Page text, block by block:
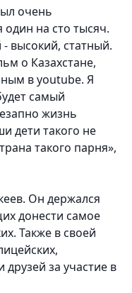
очень
на сто тысяч.
высокий, статный.
о Казахстане,
в youtube. Я
самый
жизнь
дети такого не
такого парня»,
Он держался
донести самое
Также в своей
за участие в